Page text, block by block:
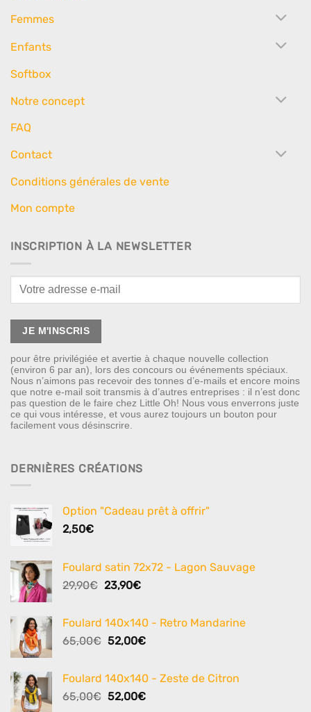
Femmes
Enfants
Softbox
Notre concept
FAQ
Contact
Conditions générales de vente
Mon compte
INSCRIPTION À LA NEWSLETTER
pour être privilégiée et avertie à chaque nouvelle collection
(environ 6 par an), lors des concours ou événements spéciaux.
Nous n’aimons pas recevoir des tonnes d’e-mails et encore moins
que notre e-mail soit transmis à d’autres entreprises : il n’est donc
pas question de le faire chez Little Oh! Nous vous enverrons juste
ce qui vous intéresse, et vous aurez toujours un bouton pour
facilement vous désinscrire.
DERNIÈRES CRÉATIONS
Option "Cadeau prêt à offrir"
2,50€
Foulard satin 72x72 - Lagon Sauvage
29,90€ Le
était :
29,90€.
23,90€Le
est :
23,90€.
Foulard 140x140 - Retro Mandarine
65,00€ Le
était :
65,00€.
52,00€Le
est :
52,00€.
Foulard 140x140 - Zeste de Citron
65,00€ Le
52,00€Le